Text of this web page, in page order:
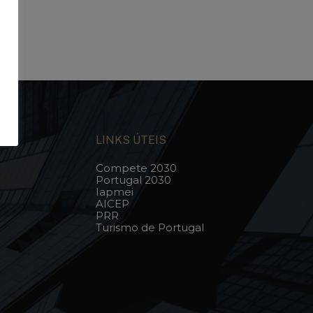
LINKS ÚTEIS
Compete 2030
Portugal 2030
Iapmei
AICEP
PRR
Turismo de Portugal